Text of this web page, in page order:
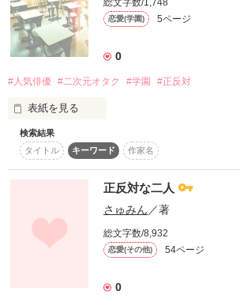
No.1 暴走族  黄竜 （こうりゅう）
幹部  後藤 成海 （ごとう なるみ）
幹部  仲良 昴 （なかい すばる）
幹部  棗 祐亮 （なつめ ゆうすけ）
副総長  柳瀬 後宇多 （やなせ こうた）
果たして地味っ子とイケメンの正反対な双
でしょうか⁇
作品を読む
外見不良系男子、菅田莉久くんの
可愛い恋モノガタリ。
ありがとうございます！
書く励みとなっております🙇‍♀️🙏
ﾟ*｡:ﾟ .ﾟ*｡:ﾟ .ﾟ*｡:ﾟ .ﾟ*｡:ﾟ .ﾟ*｡:ﾟ
ショートショートで書いていたお話を
短編にしましたバージョンです。
（ショートショートも
そのまま残してあります。表紙同じ）
遥斗視点を追加いたしました！
総文字数/1,748
恋愛(学園) 5ページ
0
#人気俳優 #二次元オタク #学園 #正反対
表紙を見る
相沢　恵里　18歳
ドキアイの橘海渡のファン
現実男子に恋したことない
宇佐美　誠　20歳
検索結果
タイトル
キーワード 作家名
正反対な二人
さゅみん／著
総文字数/8,932
恋愛(その他) 54ページ
0